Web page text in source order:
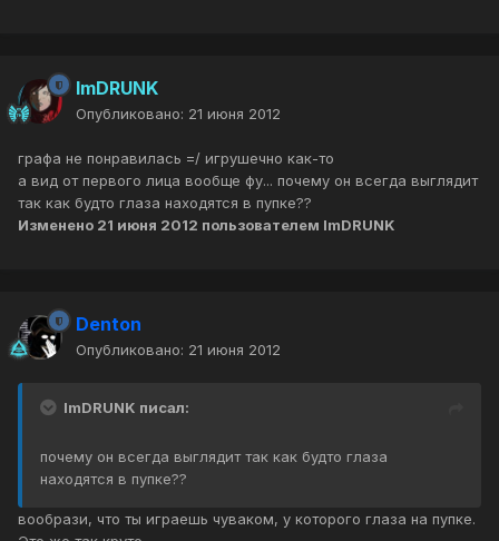
ImDRUNK
Опубликовано: 21 июня 2012
графа не понравилась =/ игрушечно как-то
а вид от первого лица вообще фу... почему он всегда выглядит
так как будто глаза находятся в пупке??
Изменено 21 июня 2012 пользователем ImDRUNK
Denton
Опубликовано: 21 июня 2012
ImDRUNK писал:
почему он всегда выглядит так как будто глаза
находятся в пупке??
вообрази, что ты играешь чуваком, у которого глаза на пупке.